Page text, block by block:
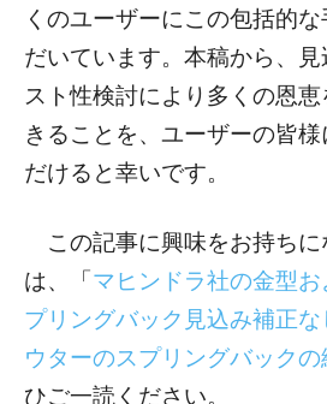
くのユーザーにこの包括的
だいています。本稿から、
スト性検討により多くの恩
きることを、ユーザーの皆
だけると幸いです。
この記事に興味をお持ち
は、「マヒンドラ社の金型
プリングバック見込み補正
ウターのスプリングバックの
ひご一読ください。